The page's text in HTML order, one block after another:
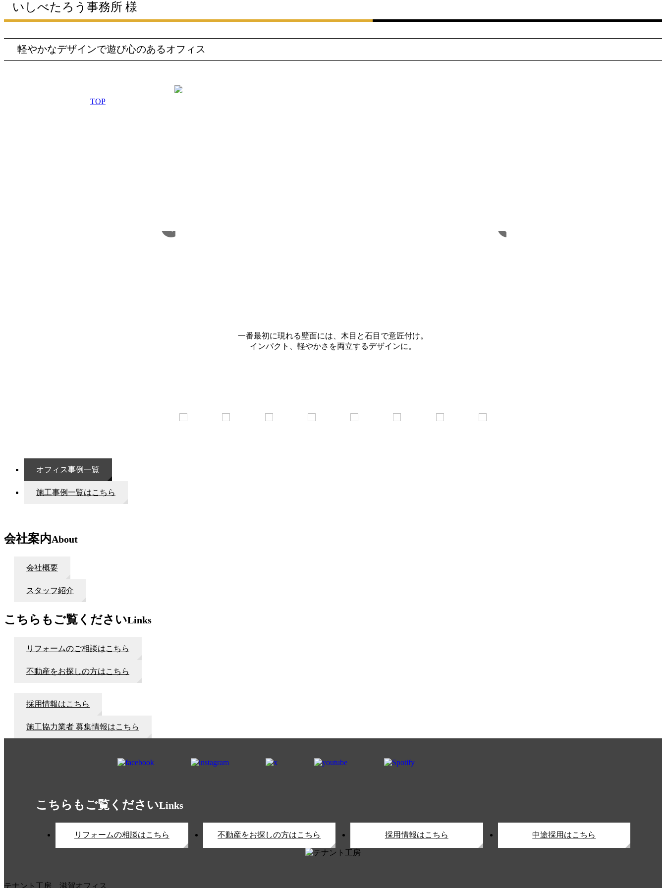
TOP
いしべたろう事務所 様
軽やかなデザインで遊び心のあるオフィス
一番最初に現れる壁面には、木目と石目で意匠付け。
インパクト、軽やかさを両立するデザインに。
オフィス事例一覧
施工事例一覧はこちら
会社案内About
会社概要
スタッフ紹介
こちらもご覧くださいLinks
リフォームのご相談はこちら
不動産をお探しの方はこちら
採用情報はこちら
施工協力業者 募集情報はこちら
こちらもご覧くださいLinks
リフォームの相談はこちら 不動産をお探しの方はこちら 採用情報はこちら 中途採用はこちら
テナント工房 滋賀オフィス